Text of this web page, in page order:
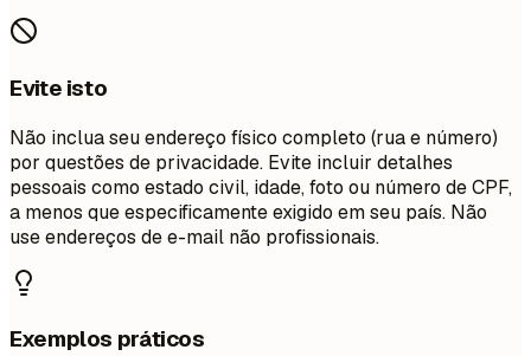
Evite isto
Não inclua seu endereço físico completo (rua e número)
por questões de privacidade. Evite incluir detalhes
pessoais como estado civil, idade, foto ou número de CPF,
a menos que especificamente exigido em seu país. Não
use endereços de e-mail não profissionais.
Exemplos práticos